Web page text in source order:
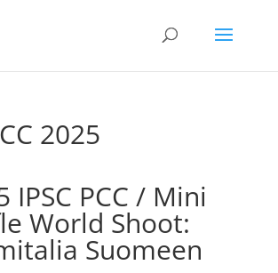
2025
IPSC PCC / Mini
World Shoot:
Suomeen